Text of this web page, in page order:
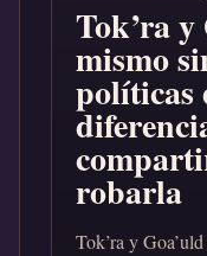
Tok’ra y
mismo
políticas
robarla
Tok’ra y